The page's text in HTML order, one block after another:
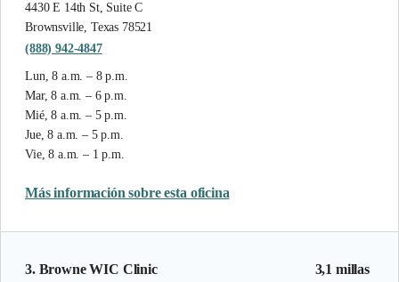
4430 E 14th St, Suite C
Brownsville, Texas 78521
(888) 942-4847
Lun, 8 a.m. – 8 p.m.
Mar, 8 a.m. – 6 p.m.
Mié, 8 a.m. – 5 p.m.
Jue, 8 a.m. – 5 p.m.
Vie, 8 a.m. – 1 p.m.
Más información sobre esta oficina
3,1 millas
3. Browne WIC Clinic